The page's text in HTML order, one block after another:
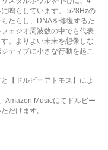
鳴らしています。 528Hzの
たらし、DNAを修復するた
ェジオ周波数の中でも代表
。よりよい未来を想像しな
ティブに小さな行動を起こ
【ドルビーアトモス】によ
Amazon Musicにてドルビー
だけます。